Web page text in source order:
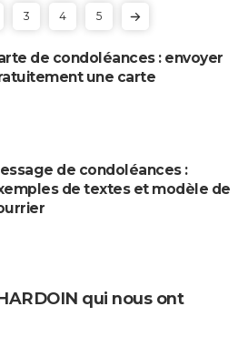
3 4 5
de condoléances : envoyer
une carte
de condoléances :
de textes et modèle de
qui nous ont